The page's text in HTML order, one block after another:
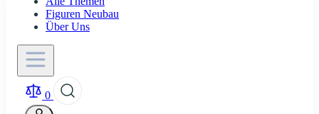
Figuren Neubau
Über Uns
0